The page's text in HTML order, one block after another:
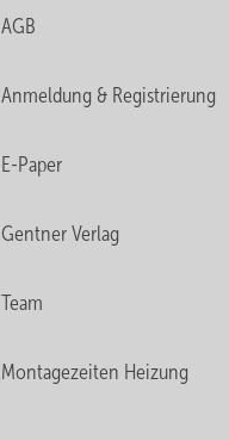
AGB
Anmeldung & Registrierung
E-Paper
Gentner Verlag
Team
Montagezeiten Heizung